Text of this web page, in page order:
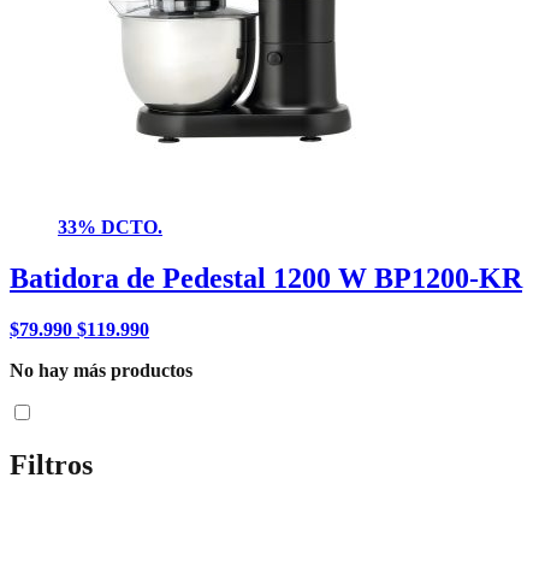
33% DCTO.
Batidora de Pedestal 1200 W BP1200-KR
$79.990 $119.990
No hay más productos
Filtros